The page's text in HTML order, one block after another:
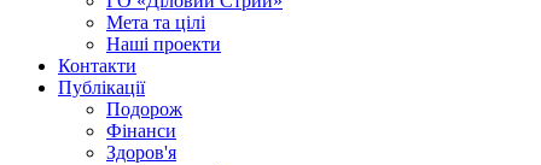
Мета та цілі
Наші проекти
Контакти
Публікації
Подорож
Фінанси
Здоров'я